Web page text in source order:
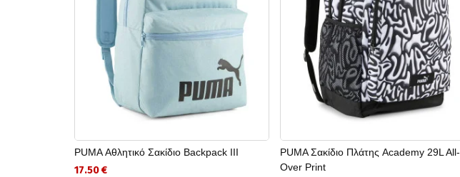
PUMA Αθλητικό Σακίδιο Backpack III
17.50 €
PUMA Σακίδιο Πλάτης Academy 29L All-
Over Print